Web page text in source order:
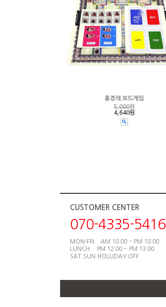
홍경래 보드게임
5,000원
4,640원
CUSTOMER CENTER
070-4335-5416
MON-FRI AM 10:00 ~ PM 18:00
LUNCH PM 12:00 ~ PM 13:00
SAT.SUN.HOLLIDAY OFF